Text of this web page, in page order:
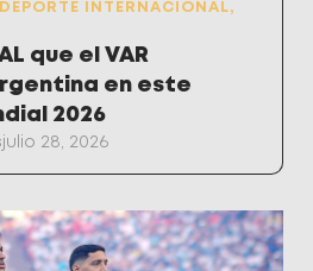
DEPORTE INTERNACIONAL,
que el VAR
en este
2026
julio 28, 2026